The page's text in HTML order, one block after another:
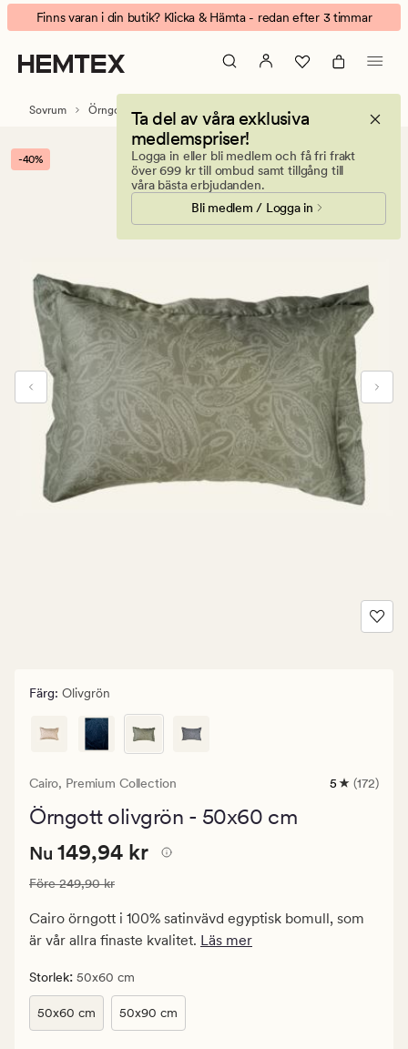
Cairo
örngott
olivgrön
Animerad
banner.
Klicka
på
att
pausa.
Finns varan i din butik? Klicka & Hämta - redan efter 3 timmar
Ta del av våra exklusiva
medlemspriser!
Logga in eller bli medlem och få fri frakt
över 699 kr till ombud samt tillgång till
våra bästa erbjudanden.
Bli medlem / Logga in
Sovrum Örngott Satin örngott
-40%
Färg: Olivgrön
Cairo, Premium Collection
172
5 (172)
Örngott olivgrön - 50x60 cm
Nuvarande
149,94
kr.
Ordinarie
249,90
kr
Nuvarande pris
Nu 149,94 kr
Ordinarie pris 249,90 kr
Före249,90 kr
Cairo örngott i 100% satinvävd egyptisk bomull, som
är vår allra finaste kvalitet. Läs mer
Storlek: 50x60 cm
50x60 cm 50x90 cm